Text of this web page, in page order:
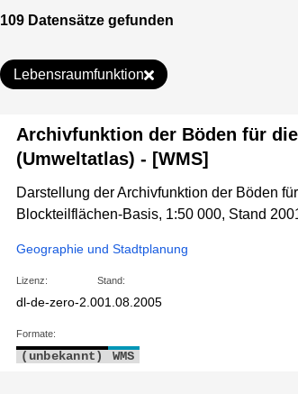
109 Datensätze gefunden
Lebensraumfunktion
Archivfunktion der Böden für
(Umweltatlas) - [WMS]
Darstellung der Archivfunktion der Böden
Blockteilflächen-Basis, 1:50 000, Stand
Geographie und Stadtplanung
Lizenz:
dl-de-zero-2.0
Stand:
01.08.2005
Formate:
(unbekannt) WMS